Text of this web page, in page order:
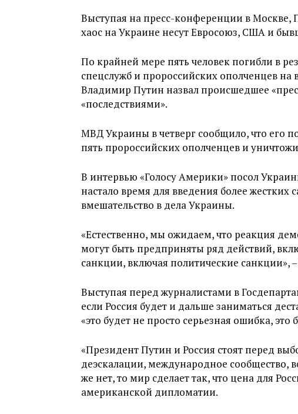
Выступая на пресс-конференции в Москве,
хаос на Украине несут Евросоюз, США и
По крайней мере пять человек погибли в
спецслужб и пророссийских ополченцев на
Владимир Путин назвал происшедшее
«последствиями».
МВД Украины в четверг сообщило, что его
пять пророссийских ополченцев и
В интервью «Голосу Америки» посол
настало время для введения более жестких
вмешательство в дела Украины.
«Естественно, мы ожидаем, что реакция
могут быть предприняты ряд действий,
санкции, включая политические санкции», –
Выступая перед журналистами в
если Россия будет и дальше заниматься
«это будет не просто серьезная ошибка, это
«Президент Путин и Россия стоят перед
деэскалации, международное сообщество,
же нет, то мир сделает так, что цена для
американской дипломатии.